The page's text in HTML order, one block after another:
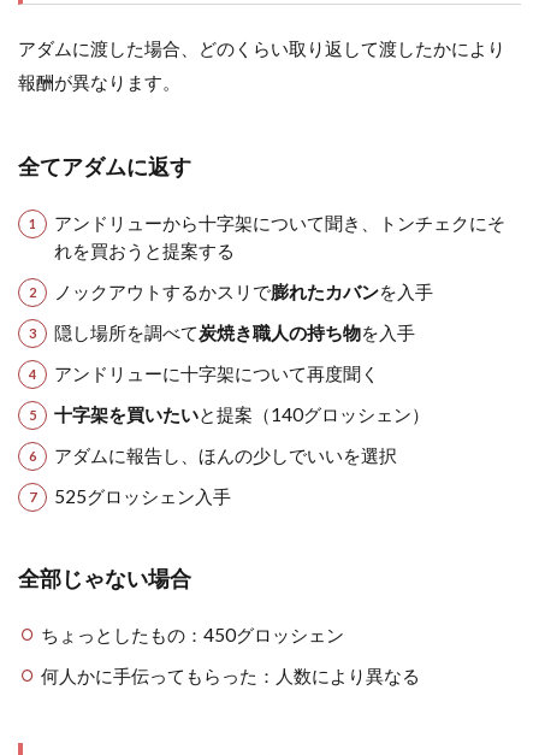
アダムに渡した場合、どのくらい取り返して渡したかにより
報酬が異なります。
全てアダムに返す
アンドリューから十字架について聞き、トンチェクにそ
れを買おうと提案する
ノックアウトするかスリで膨れたカバンを入手
隠し場所を調べて炭焼き職人の持ち物を入手
アンドリューに十字架について再度聞く
十字架を買いたいと提案（140グロッシェン）
アダムに報告し、ほんの少しでいいを選択
525グロッシェン入手
全部じゃない場合
ちょっとしたもの：450グロッシェン
何人かに手伝ってもらった：人数により異なる